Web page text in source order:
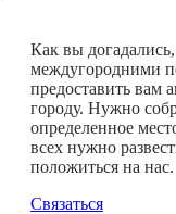
Как вы
междугородними
предоставить вам
городу. Нужно
определенное
всех нужно
положиться на нас.
Связаться